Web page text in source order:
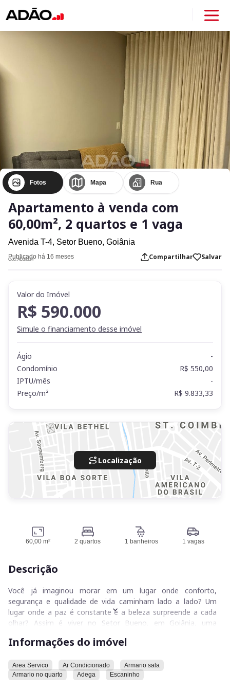
Fotos Mapa Rua
Apartamento à venda com
60,00m², 2 quartos e 1 vaga
Avenida T-4, Setor Bueno, Goiânia
Publicado há 16 meses
Cod. AD28224 Compartilhar Salvar
Valor do Imóvel
R$ 590.000
Simule o financiamento desse imóvel
Ágio
-
Condomínio
R$ 550,00
IPTU/mês
-
Preço/m²
R$ 9.833,33
Localização
60,00 m² 2 quartos 1 banheiros 1 vagas
Descrição
Você já imaginou morar em um lugar onde conforto,
segurança e qualidade de vida caminham lado a lado? Um
lugar onde a paz é constante e a beleza surpreende a cada
olhar? Assim é viver no Setor Bueno, em Goiânia, uma
apartamento pronto para construir momentos inesquecíveis.
Este imóvel reúne todas as características que você precisa
para viver com tranquilidade e bem-estar. A portaria funciona
Informações do imóvel
Area Servico Ar Condicionado
Armario sala
Armario no quarto
Adega Escaninho